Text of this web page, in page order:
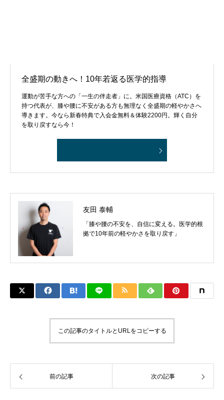
全盛期の動きへ！10年若返る医学的指導
運動が苦手な方への「一生の伴走者」に。米国医療資格（ATC）を
持つ代表が、膝や腰に不安がある方も無理なく全盛期の軽やかさへ
導きます。今なら新春特典で入会金無料＆体験2200円。輝く自分
を取り戻すなら今！
友田 泰輔
「膝や腰の不安を、自信に変える。医学的根
拠で10年前の軽やかさを取り戻す」
この記事のタイトルとURLをコピーする
前の記事 次の記事